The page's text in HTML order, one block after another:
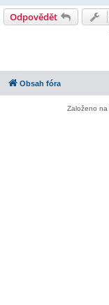
Odpovědět
Obsah fóra
Založeno na